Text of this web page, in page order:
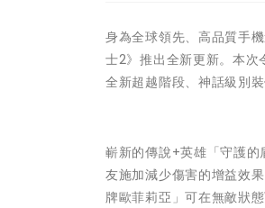
身為全球領先、高品質手
士2》推出全新更新。本次
全新超越階段、神話級別
嶄新的傳說+英雄「守護
友施加減少傷害的增益效
牌歐菲莉亞」可在無敵狀